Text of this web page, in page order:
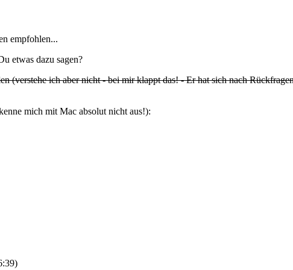
empfohlen...
etwas dazu sagen?
(verstehe ich aber nicht - bei mir klappt das! - Er hat sich nach
mich mit Mac absolut nicht aus!):
)